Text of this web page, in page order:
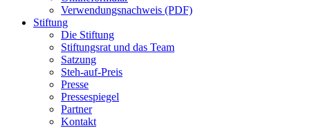
Verwendungsnachweis (PDF)
Stiftung
Die Stiftung
Stiftungsrat und das Team
Satzung
Steh-auf-Preis
Presse
Pressespiegel
Partner
Kontakt